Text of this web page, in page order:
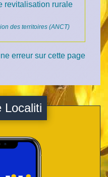
revitalisation rurale
des territoires (ANCT)
erreur sur cette page
Localiti